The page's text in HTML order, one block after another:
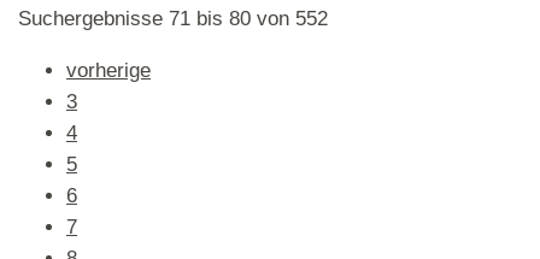
Suchergebnisse 71 bis 80 von 552
vorherige
3
4
5
6
7